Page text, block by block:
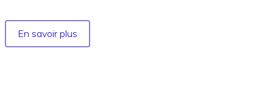
En savoir plus
Les